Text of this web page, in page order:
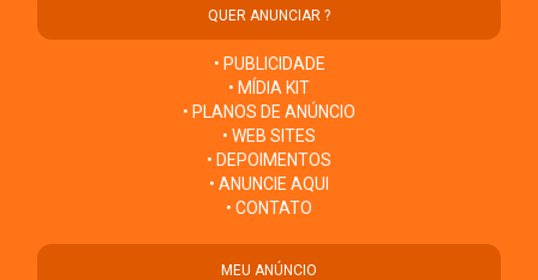
QUER ANUNCIAR ?
• PUBLICIDADE
• MÍDIA KIT
• PLANOS DE ANÚNCIO
• WEB SITES
• DEPOIMENTOS
• ANUNCIE AQUI
• CONTATO
MEU ANÚNCIO